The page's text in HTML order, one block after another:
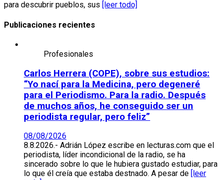
para descubrir pueblos, sus
[leer todo]
Publicaciones recientes
Profesionales
Carlos Herrera (COPE), sobre sus estudios:
“Yo nací para la Medicina, pero degeneré
para el Periodismo. Para la radio. Después
de muchos años, he conseguido ser un
periodista regular, pero feliz”
08/08/2026
8.8.2026.- Adrián López escribe en lecturas.com que el
periodista, líder incondicional de la radio, se ha
sincerado sobre lo que le hubiera gustado estudiar, para
lo que él creía que estaba destnado. A pesar de
[leer